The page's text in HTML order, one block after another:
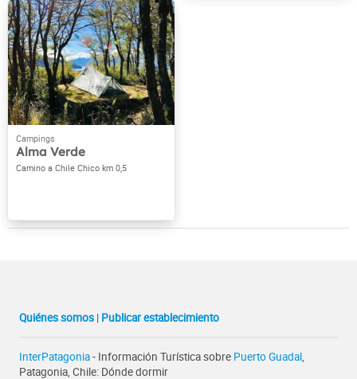
Alma Verde
Camino a Chile Chico km 0,5
Quiénes somos | Publicar establecimiento
InterPatagonia- Información Turística sobre Puerto Guadal,
Patagonia, Chile: Dónde dormir